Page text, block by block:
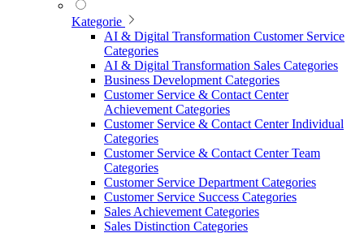
Kategorie
AI & Digital Transformation Customer Service
Categories
AI & Digital Transformation Sales Categories
Business Development Categories
Customer Service & Contact Center
Achievement Categories
Customer Service & Contact Center Individual
Categories
Customer Service & Contact Center Team
Categories
Customer Service Department Categories
Customer Service Success Categories
Sales Achievement Categories
Sales Distinction Categories